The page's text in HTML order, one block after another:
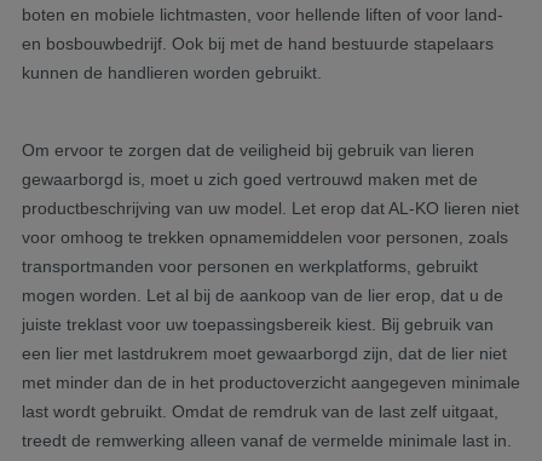
boten en mobiele lichtmasten, voor hellende liften of voor land-
en bosbouwbedrijf. Ook bij met de hand bestuurde stapelaars
kunnen de handlieren worden gebruikt.
Om ervoor te zorgen dat de veiligheid bij gebruik van lieren
gewaarborgd is, moet u zich goed vertrouwd maken met de
productbeschrijving van uw model. Let erop dat AL-KO lieren niet
voor omhoog te trekken opnamemiddelen voor personen, zoals
transportmanden voor personen en werkplatforms, gebruikt
mogen worden. Let al bij de aankoop van de lier erop, dat u de
juiste treklast voor uw toepassingsbereik kiest. Bij gebruik van
een lier met lastdrukrem moet gewaarborgd zijn, dat de lier niet
met minder dan de in het productoverzicht aangegeven minimale
last wordt gebruikt. Omdat de remdruk van de last zelf uitgaat,
treedt de remwerking alleen vanaf de vermelde minimale last in.